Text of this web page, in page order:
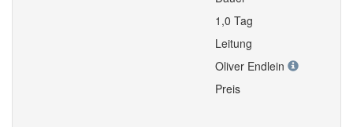
1,0 Tag
Leitung
Oliver Endlein
Preis